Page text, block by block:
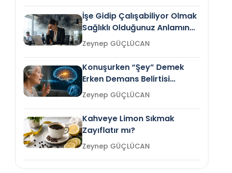
İşe Gidip Çalışabiliyor Olmak
Sağlıklı Olduğunuz Anlamına
Gelir mi?Zeynep GÜÇLÜCAN
Konuşurken “Şey” Demek
Erken Demans Belirtisi
Olabilir mi?Zeynep GÜÇLÜCAN
Kahveye Limon Sıkmak
Zayıflatır mı?
Zeynep GÜÇLÜCAN